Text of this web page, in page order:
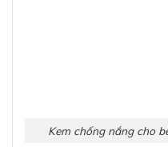
Kem chống nắng cho